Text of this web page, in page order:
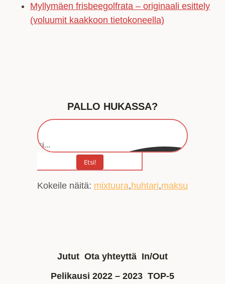
Myllymäen frisbeegolfrata – originaali esittely
(voluumit kaakkoon tietokoneella)
PALLO HUKASSA?
Etsi...
Etsi!
Kokeile näitä: mixtuura huhtari maksu
Jutut Ota yhteyttä In/Out
Pelikausi 2022 – 2023 TOP-5